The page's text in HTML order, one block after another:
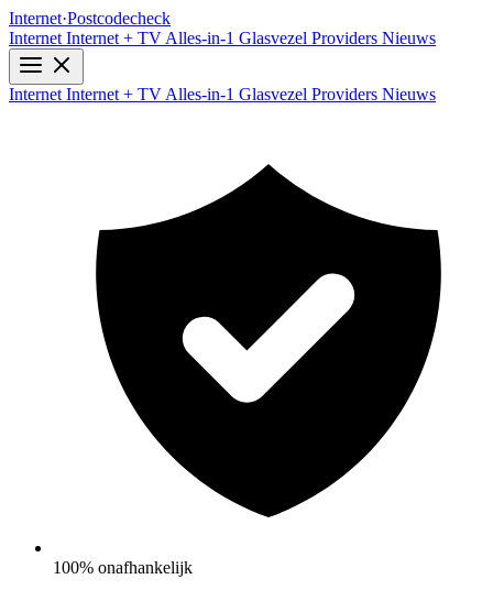
Internet·Postcodecheck
Internet Internet + TV Alles-in-1 Glasvezel Providers Nieuws
Internet Internet + TV Alles-in-1 Glasvezel Providers Nieuws
100% onafhankelijk